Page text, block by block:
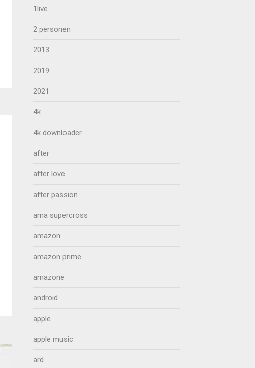
1live
2 personen
2013
2019
2021
4k
4k downloader
after
after love
after passion
ama supercross
amazon
amazon prime
amazone
android
apple
apple music
ard